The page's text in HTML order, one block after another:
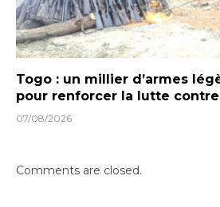
Togo : un millier d’armes
pour renforcer la lutte
07/08/2026
Comments are closed.